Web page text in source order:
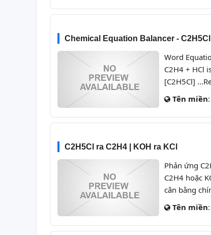
Chemical Equation Balancer - C2H5Cl
Word
C2H4 + HCl
[C2H5Cl]
Tên miền:
C2H5Cl ra C2H4 | KOH ra KCl
Phản ứng
C2H4 hoặc
cân bằng
Tên miền: